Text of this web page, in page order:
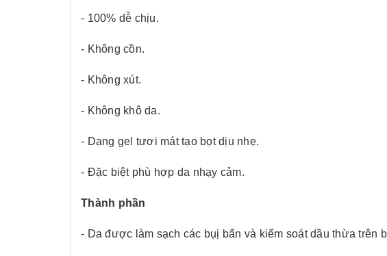
- 100% dễ chịu.
- Không cồn.
- Không xút.
- Không khô da.
- Dạng gel tươi mát tạo bọt dịu nhẹ.
- Đặc biệt phù hợp da nhạy cảm.
Thành phần
- Da được làm sạch các bụị bẩn và kiểm soát dầu thừa trên